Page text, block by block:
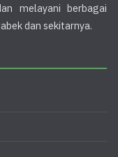
melayani berbagai
dan sekitarnya.